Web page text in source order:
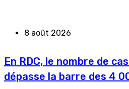
8 août 2026
En RDC, le nombre de
dépasse la barre des 4